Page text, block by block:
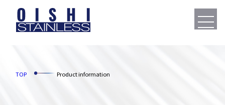
TOP Product information